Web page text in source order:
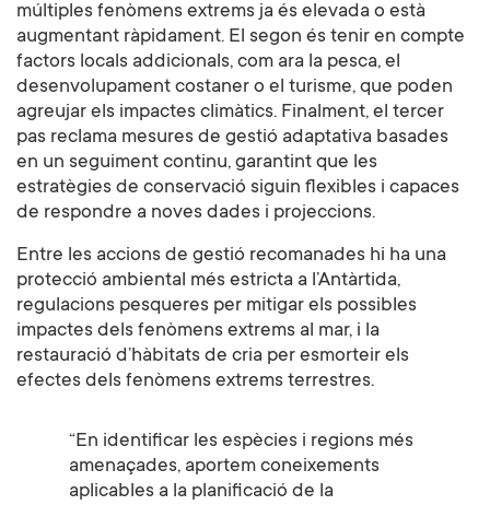
múltiples fenòmens extrems ja és elevada o està
augmentant ràpidament. El segon és tenir en compte
factors locals addicionals, com ara la pesca, el
desenvolupament costaner o el turisme, que poden
agreujar els impactes climàtics. Finalment, el tercer
pas reclama mesures de gestió adaptativa basades
en un seguiment continu, garantint que les
estratègies de conservació siguin flexibles i capaces
de respondre a noves dades i projeccions.
Entre les accions de gestió recomanades hi ha una
protecció ambiental més estricta a l’Antàrtida,
regulacions pesqueres per mitigar els possibles
impactes dels fenòmens extrems al mar, i la
restauració d’hàbitats de cria per esmorteir els
efectes dels fenòmens extrems terrestres.
“En identificar les espècies i regions més
amenaçades, aportem coneixements
aplicables a la planificació de la